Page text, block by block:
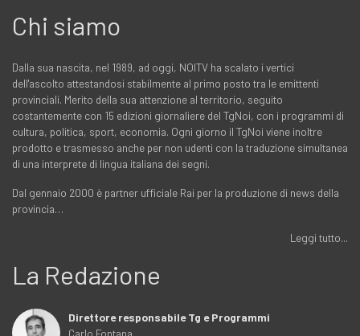
Chi siamo
Dalla sua nascita, nel 1989, ad oggi, NOITV ha scalato i vertici
dell'ascolto attestandosi stabilmente al primo posto tra le emittenti
provinciali. Merito della sua attenzione al territorio, seguito
costantemente con 15 edizioni giornaliere del TgNoi, con i programmi di
cultura, politica, sport, economia. Ogni giorno il TgNoi viene inoltre
prodotto e trasmesso anche per non udenti con la traduzione simultanea
di una interprete di lingua italiana dei segni.
Dal gennaio 2000 è partner ufficiale Rai per la produzione di news della
provincia…
Leggi tutto...
La Redazione
Direttore responsabile Tg e Programmi